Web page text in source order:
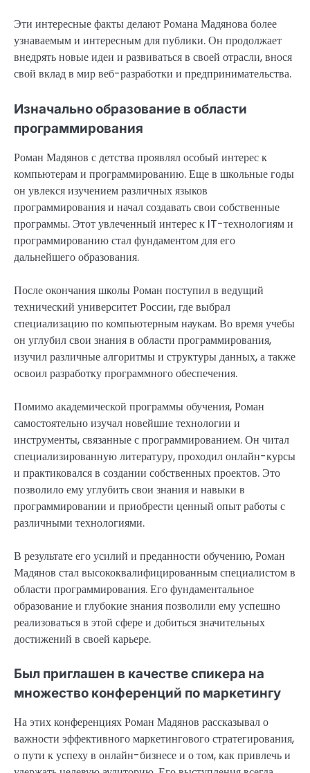
Эти интересные факты делают Романа Мадянова более
узнаваемым и интересным для публики. Он продолжает
внедрять новые идеи и развиваться в своей отрасли, внося
свой вклад в мир веб-разработки и предпринимательства.
Изначально образование в области
программирования
Роман Мадянов с детства проявлял особый интерес к
компьютерам и программированию. Еще в школьные годы
он увлекся изучением различных языков
программирования и начал создавать свои собственные
программы. Этот увлеченный интерес к IT-технологиям и
программированию стал фундаментом для его
дальнейшего образования.
После окончания школы Роман поступил в ведущий
технический университет России, где выбрал
специализацию по компьютерным наукам. Во время учебы
он углубил свои знания в области программирования,
изучил различные алгоритмы и структуры данных, а также
освоил разработку программного обеспечения.
Помимо академической программы обучения, Роман
самостоятельно изучал новейшие технологии и
инструменты, связанные с программированием. Он читал
специализированную литературу, проходил онлайн-курсы
и практиковался в создании собственных проектов. Это
позволило ему углубить свои знания и навыки в
программировании и приобрести ценный опыт работы с
различными технологиями.
В результате его усилий и преданности обучению, Роман
Мадянов стал высококвалифицированным специалистом в
области программирования. Его фундаментальное
образование и глубокие знания позволили ему успешно
реализоваться в этой сфере и добиться значительных
достижений в своей карьере.
Был приглашен в качестве спикера на
множество конференций по маркетингу
На этих конференциях Роман Мадянов рассказывал о
важности эффективного маркетингового стратегирования,
о пути к успеху в онлайн-бизнесе и о том, как привлечь и